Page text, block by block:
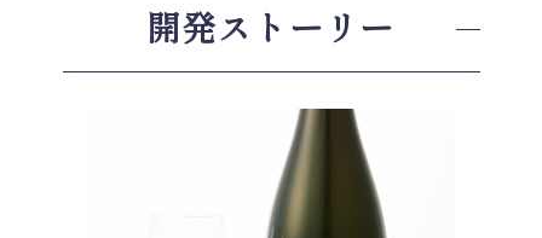
開発ストーリー